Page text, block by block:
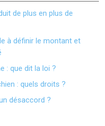
de plus en plus de
à définir le montant et
: que dit la loi ?
: quels droits ?
désaccord ?